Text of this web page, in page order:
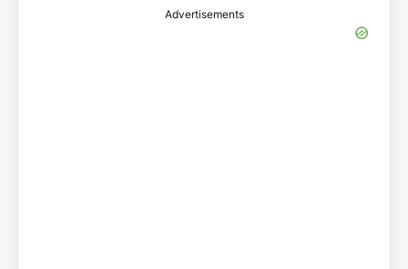
Advertisements